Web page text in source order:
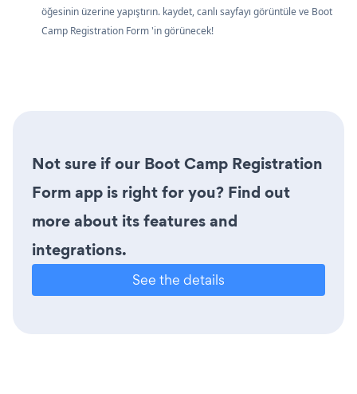
öğesinin üzerine yapıştırın. kaydet, canlı sayfayı görüntüle ve Boot
Camp Registration Form 'in görünecek!
Not sure if our Boot Camp Registration
Form app is right for you? Find out
more about its features and
integrations.
See the details